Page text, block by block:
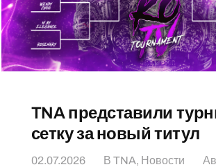
TNA представили
сетку за новый титул
02.07.2026 В TNA, Новости